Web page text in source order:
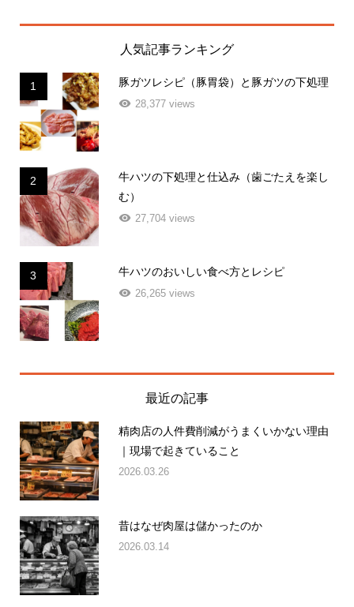
人気記事ランキング
豚ガツレシピ（豚胃袋）と豚ガツの下処理
牛ハツの下処理と仕込み（歯ごたえを楽し
む）
牛ハツのおいしい食べ方とレシピ
最近の記事
精肉店の人件費削減がうまくいかない理由
｜現場で起きていること
昔はなぜ肉屋は儲かったのか